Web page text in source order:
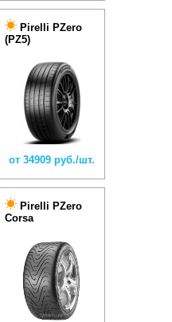
Pirelli PZero
(PZ5)
от 34909 руб./шт.
Pirelli PZero
Corsa